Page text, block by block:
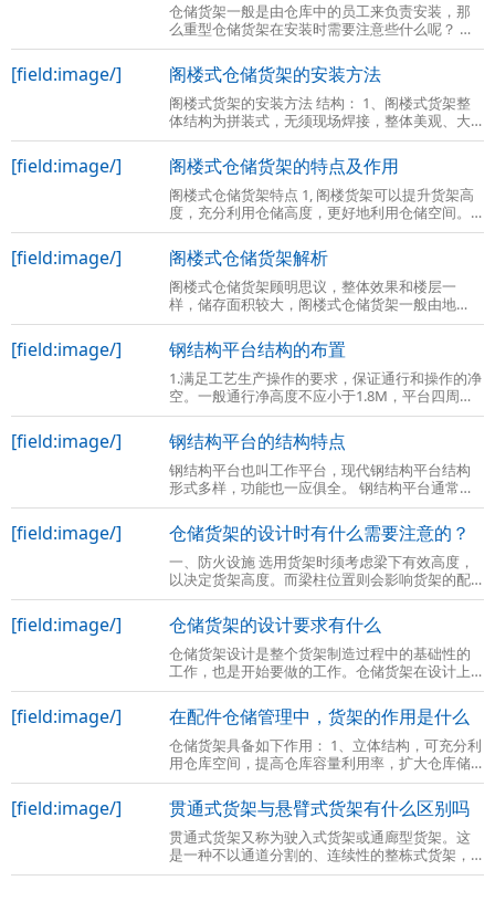
仓储货架一般是由仓库中的员工来负责安装，那
么重型仓储货架在安装时需要注意些什么呢？ 货
架的安装无非和货架的组成部件有关，还有货架
的相关组件。重型货架主要分为传统意义
[field:image/] 阁楼式仓储货架的安装方法
阁楼式货架的安装方法 结构： 1、阁楼式货架整
体结构为拼装式，无须现场焊接，整体美观、大
方。与混凝土结构或型钢结构相比，由于底楼货
架本身起到上面楼层的支撑作用，具有成
[field:image/] 阁楼式仓储货架的特点及作用
阁楼式仓储货架特点 1, 阁楼货架可以提升货架高
度，充分利用仓储高度，更好地利用仓储空间。
2、阁楼货架楼面铺设货架专用楼板，与花纹钢板
或刚格栅相比层载能力强、整体性好、
[field:image/] 阁楼式仓储货架解析
阁楼式仓储货架顾明思议，整体效果和楼层一
样，储存面积较大，阁楼式仓储货架一般由地
基、库房高度、障碍物数量等因数决定的，那么
阁楼式仓储货架到底是什么呢？ 阁楼式仓储货
[field:image/] 钢结构平台结构的布置
1.满足工艺生产操作的要求，保证通行和操作的净
空。一般通行净高度不应小于1.8M，平台四周一
般均应设置防护栏杆，栏杆高度一般为1M。当平
台高度大于2M时，尚应在防护栏杆下设置高
[field:image/] 钢结构平台的结构特点
钢结构平台也叫工作平台，现代钢结构平台结构
形式多样，功能也一应俱全。 钢结构平台通常是
在现有的车间场地上再建一个二层或三层的全组
装式钢结构平台，将使用空间由一层变成
[field:image/] 仓储货架的设计时有什么需要注意的？
一、防火设施 选用货架时须考虑梁下有效高度，
以决定货架高度。而梁柱位置则会影响货架的配
置。地板 承受的强度，地面平整度也与货架的设
计及安装有关。另外尚须考虑防火设施
[field:image/] 仓储货架的设计要求有什么
仓储货架设计是整个货架制造过程中的基础性的
工作，也是开始要做的工作。仓储货架在设计上
主要涉及到的内容有如下几点： 确定货架的类型
后，明确货位的高度，货物与货架的间隔
[field:image/] 在配件仓储管理中，货架的作用是什么
仓储货架具备如下作用： 1、立体结构，可充分利
用仓库空间，提高仓库容量利用率，扩大仓库储
存能力； 2、货物存取方便，可做到先进先出，百
分之百的挑选能力，流畅的库存周转；
[field:image/] 贯通式货架与悬臂式货架有什么区别吗
贯通式货架又称为驶入式货架或通廊型货架。这
是一种不以通道分割的、连续性的整栋式货架，
在支撑导轨上，托盘按深度方向存放，一个紧接